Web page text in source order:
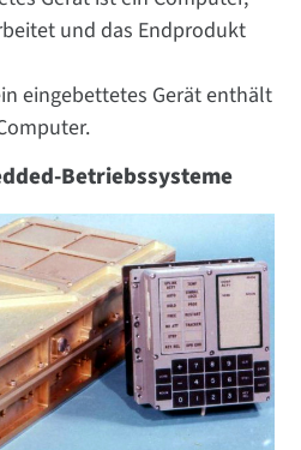
und das Endprodukt
eingebettetes Gerät enthält
Betriebssysteme